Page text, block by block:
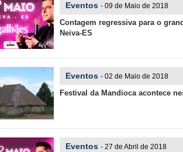
Eventos - 09 de Maio de 2018
Contagem regressiva para o
Neiva-ES
Eventos - 02 de Maio de 2018
Festival da Mandioca acontece
Eventos - 27 de Abril de 2018